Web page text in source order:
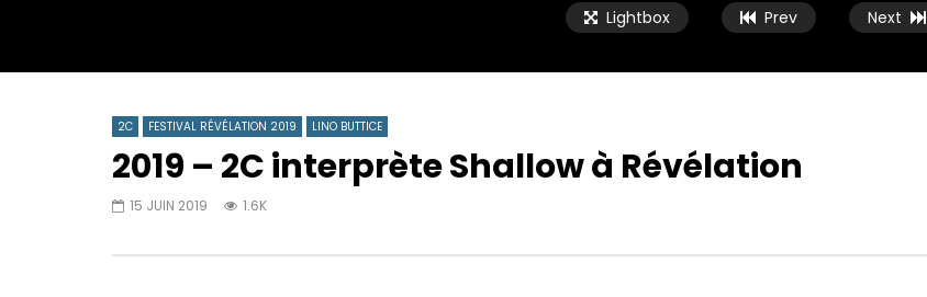
Lightbox Prev Next
2C FESTIVAL RÉVÉLATION 2019 LINO BUTTICE
2019 – 2C interprète Shallow à Révélation
15 JUIN 2019 1.6K